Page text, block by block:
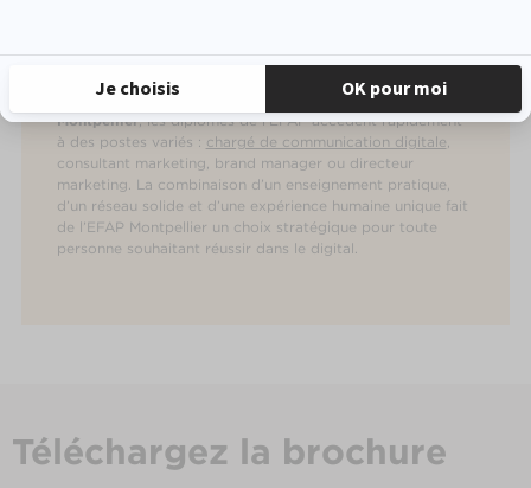
À l’issue de leurformation en marketing digital à
Montpellier, les diplômés de l’EFAP accèdent rapidement
à des postes variés : chargé de communication digitale
consultant marketing, brand manager ou directeur
marketing. La combinaison d’un enseignement pratique,
d’un réseau solide et d’une expérience humaine unique fait
de l’EFAP Montpellier un choix stratégique pour toute
personne souhaitant réussir dans le digital.
Téléchargez la brochure